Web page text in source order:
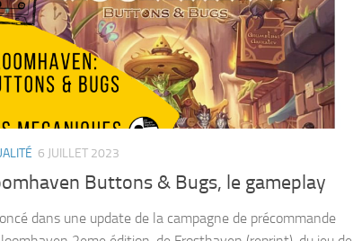
6 JUILLET 2023
Buttons & Bugs, le gameplay
dans une update de la campagne de précommande